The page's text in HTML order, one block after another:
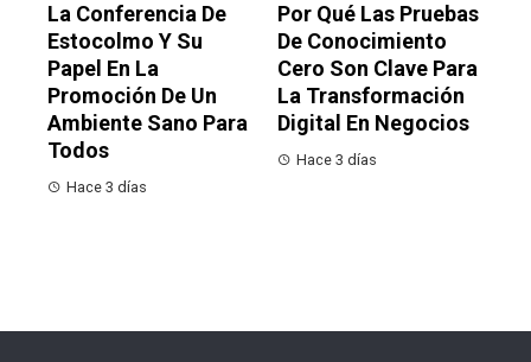
La Conferencia De
Estocolmo Y Su
Papel En La
Promoción De Un
Ambiente Sano Para
Todos
Hace 3 días
Por Qué Las Pruebas
De Conocimiento
Cero Son Clave Para
La Transformación
Digital En Negocios
Hace 3 días